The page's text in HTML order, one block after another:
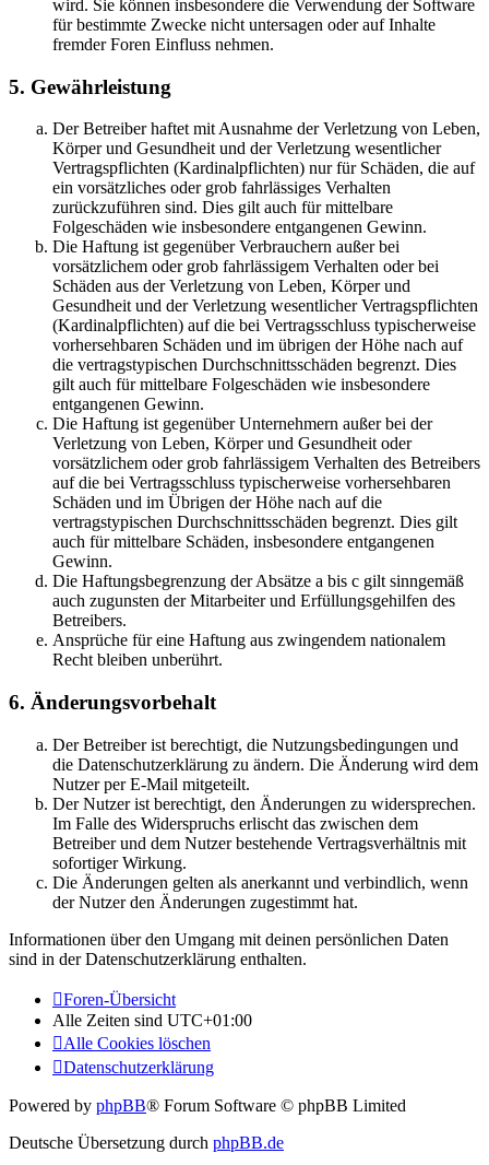
wird. Sie können insbesondere die Verwendung der Software
für bestimmte Zwecke nicht untersagen oder auf Inhalte
fremder Foren Einfluss nehmen.
5. Gewährleistung
Der Betreiber haftet mit Ausnahme der Verletzung von Leben,
Körper und Gesundheit und der Verletzung wesentlicher
Vertragspflichten (Kardinalpflichten) nur für Schäden, die auf
ein vorsätzliches oder grob fahrlässiges Verhalten
zurückzuführen sind. Dies gilt auch für mittelbare
Folgeschäden wie insbesondere entgangenen Gewinn.
Die Haftung ist gegenüber Verbrauchern außer bei
vorsätzlichem oder grob fahrlässigem Verhalten oder bei
Schäden aus der Verletzung von Leben, Körper und
Gesundheit und der Verletzung wesentlicher Vertragspflichten
(Kardinalpflichten) auf die bei Vertragsschluss typischerweise
vorhersehbaren Schäden und im übrigen der Höhe nach auf
die vertragstypischen Durchschnittsschäden begrenzt. Dies
gilt auch für mittelbare Folgeschäden wie insbesondere
entgangenen Gewinn.
Die Haftung ist gegenüber Unternehmern außer bei der
Verletzung von Leben, Körper und Gesundheit oder
vorsätzlichem oder grob fahrlässigem Verhalten des Betreibers
auf die bei Vertragsschluss typischerweise vorhersehbaren
Schäden und im Übrigen der Höhe nach auf die
vertragstypischen Durchschnittsschäden begrenzt. Dies gilt
auch für mittelbare Schäden, insbesondere entgangenen
Gewinn.
Die Haftungsbegrenzung der Absätze a bis c gilt sinngemäß
auch zugunsten der Mitarbeiter und Erfüllungsgehilfen des
Betreibers.
Ansprüche für eine Haftung aus zwingendem nationalem
Recht bleiben unberührt.
6. Änderungsvorbehalt
Der Betreiber ist berechtigt, die Nutzungsbedingungen und
die Datenschutzerklärung zu ändern. Die Änderung wird dem
Nutzer per E-Mail mitgeteilt.
Der Nutzer ist berechtigt, den Änderungen zu widersprechen.
Im Falle des Widerspruchs erlischt das zwischen dem
Betreiber und dem Nutzer bestehende Vertragsverhältnis mit
sofortiger Wirkung.
Die Änderungen gelten als anerkannt und verbindlich, wenn
der Nutzer den Änderungen zugestimmt hat.
Informationen über den Umgang mit deinen persönlichen Daten
sind in der Datenschutzerklärung enthalten.
Foren-Übersicht
Alle Zeiten sind UTC+01:00
Alle Cookies löschen
Datenschutzerklärung
Powered by phpBB® Forum Software © phpBB Limited
Deutsche Übersetzung durch phpBB.de